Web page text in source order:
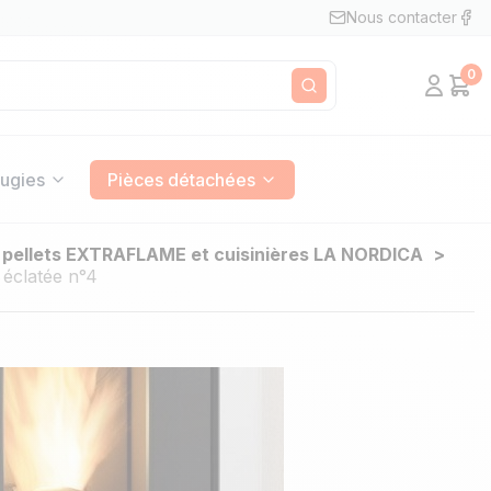
Nous contacter
Rechercher Mon
0
Pièces détachées
EXTRAFLAME et cuisinières LA NORDICA
n°4